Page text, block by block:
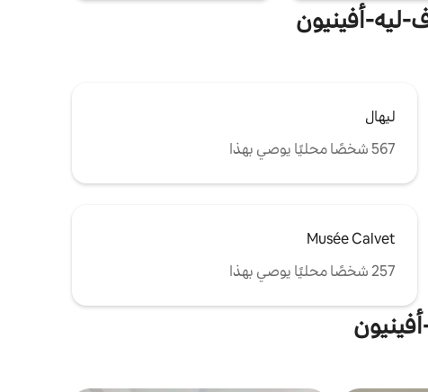
ليه-أفينيون
ليهال
567 شخصًا محليًا يوصي بهذا
Musée Calvet
257 شخصًا محليًا يوصي بهذا